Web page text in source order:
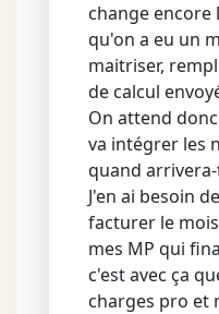
change encore
qu'on a eu un
maitriser,
de calcul
On attend
va intégrer les
quand
J'en ai besoin
facturer le
mes MP qui
c'est avec ça
charges pro et